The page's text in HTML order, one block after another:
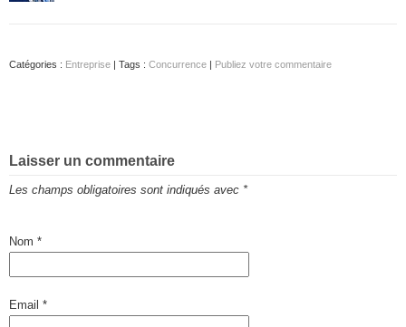
Catégories : Entreprise | Tags : Concurrence | Publiez votre commentaire
Laisser un commentaire
Les champs obligatoires sont indiqués avec *
Nom *
Email *